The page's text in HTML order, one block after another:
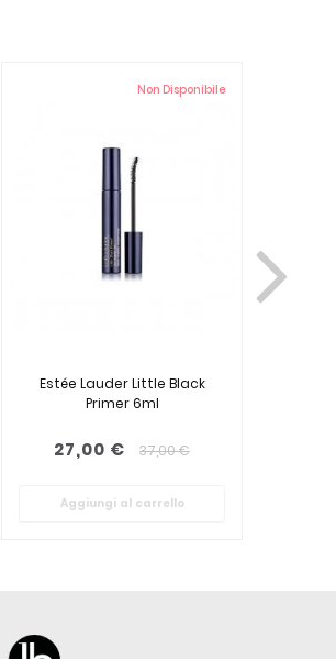
Non Disponibile
Estée Lauder Little Black
Primer 6ml
27,00 € 37,00 €
Aggiungi al carrello